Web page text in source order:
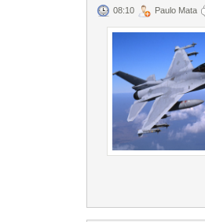
08:10 Paulo Mata